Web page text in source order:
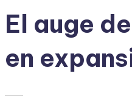
El auge
en